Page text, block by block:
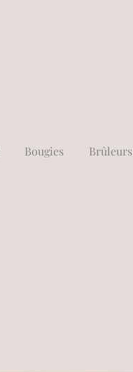
Bougies Brûleurs